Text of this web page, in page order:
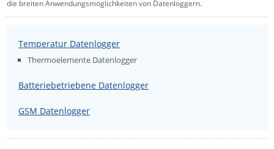
Kabel und Verkabelung
Digital Signage
Energiemessung
Energieverteilung
IP, WLAN & GSM Sensorik
Datenlogger
IoT - Internet of Things
Remote I/O
IPC, Industrielle Netzwerktechnik & WLAN
Serverräume
RMA / Rücksendung / Support
Bondix
Comet System
Contemporary Controls
Digi
Aktueller Newsletter
die breiten Anwendungsmöglichkeiten von Datenloggern.
Temperatur Datenlogger
Thermoelemente Datenlogger
Batteriebetriebene Datenlogger
GSM Datenlogger